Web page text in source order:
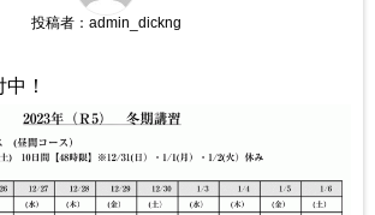
投稿者： admin_dickng
！